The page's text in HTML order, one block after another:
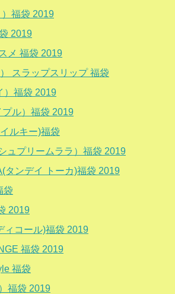
福袋 2019
2019
メ 福袋 2019
スラップスリップ 福袋
）福袋 2019
ル）福袋 2019
ルキー)福袋
ュプリームララ）福袋 2019
タンデイ トーカ)福袋 2019
袋
2019
ィコール)福袋 2019
福袋 2019
福袋
福袋 2019